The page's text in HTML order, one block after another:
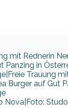
Nova|Foto: